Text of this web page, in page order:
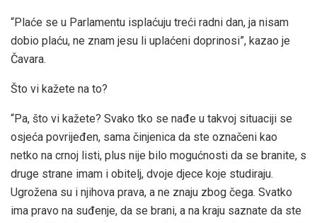
“Plaće se u Parlamentu isplaćuju treći radni dan, ja nisam
dobio plaću, ne znam jesu li uplaćeni doprinosi”, kazao je
Čavara.
Što vi kažete na to?
“Pa, što vi kažete? Svako tko se nađe u takvoj situaciji se
osjeća povrijeđen, sama činjenica da ste označeni kao
netko na crnoj listi, plus nije bilo mogućnosti da se branite, s
druge strane imam i obitelj, dvoje djece koje studiraju.
Ugrožena su i njihova prava, a ne znaju zbog čega. Svatko
ima pravo na suđenje, da se brani, a na kraju saznate da ste